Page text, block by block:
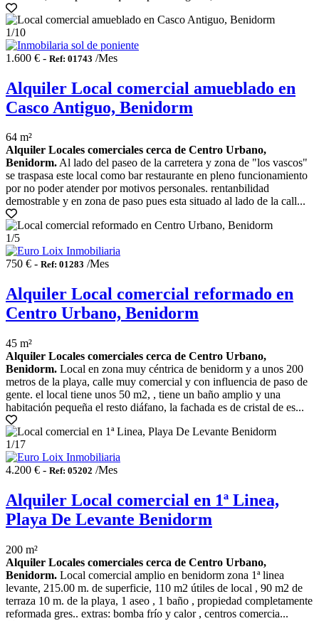
1/10
1.600 € - Ref: 01743 /Mes
Alquiler Local comercial amueblado en
Casco Antiguo, Benidorm
64 m²
Alquiler Locales comerciales cerca de Centro Urbano,
Benidorm.Al lado del paseo de la carretera y zona de "los vascos"
se traspasa este local como bar restaurante en pleno funcionamiento
por no poder atender por motivos personales. rentanbilidad
demostrable y en zona de paso pues esta situado al lado de la call...
1/5
750 € - Ref: 01283 /Mes
Alquiler Local comercial reformado en
Centro Urbano, Benidorm
45 m²
Alquiler Locales comerciales cerca de Centro Urbano,
Benidorm. Local en zona muy céntrica de benidorm y a unos 200
metros de la playa, calle muy comercial y con influencia de paso de
gente. el local tiene unos 50 m2, , tiene un baño amplio y una
habitación pequeña el resto diáfano, la fachada es de cristal de es...
1/17
4.200 € - Ref: 05202 /Mes
Alquiler Local comercial en 1ª Linea,
Playa De Levante Benidorm
200 m²
Alquiler Locales comerciales cerca de Centro Urbano,
Benidorm. Local comercial amplio en benidorm zona 1ª linea
levante, 215.00 m. de superficie, 110 m2 útiles de local , 90 m2 de
terraza 10 m. de la playa, 1 aseo , 1 baño , propiedad completamente
reformada gres.. extras: bomba frío y calor , centros comercia...